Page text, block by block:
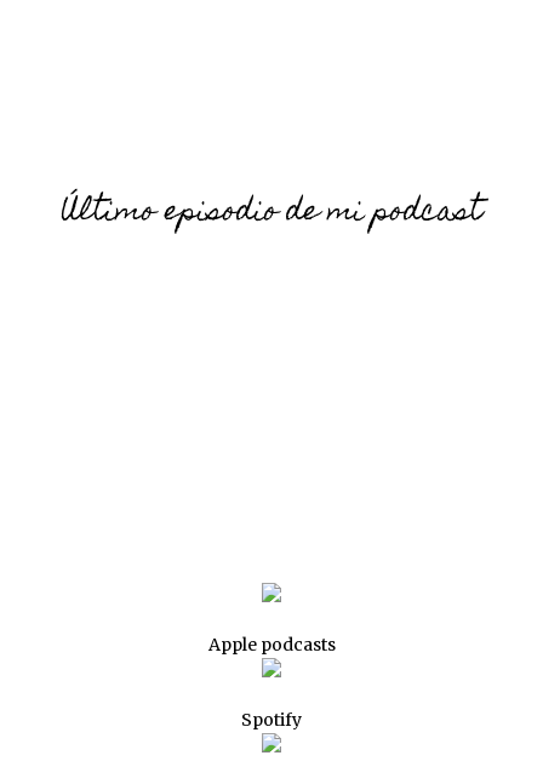
Último episodio de mi podcast
Apple podcasts
Spotify